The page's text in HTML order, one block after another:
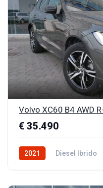
Volvo XC60 B4 AWD
€ 35.490
2021 Diesel Ibrido